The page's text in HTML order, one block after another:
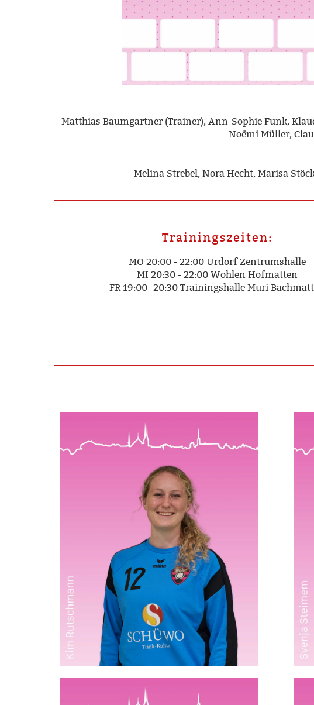
Matthias Baumgartner (Trainer), Ann-Sophie Funk,
Noëmi Müller,
Melina Strebel, Nora Hecht, Marisa
Trainingszeiten:
MO 20:00 - 22:00 Urdorf Zentrumshalle
MI 20:30 - 22:00 Wohlen Hofmatten
FR 19:00- 20:30 Trainingshalle Muri